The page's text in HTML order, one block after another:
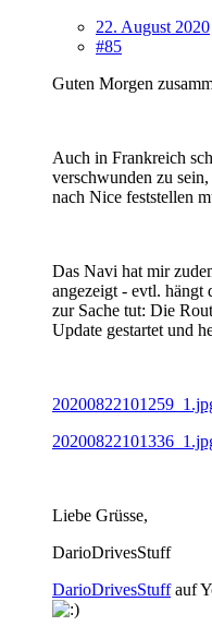
22. August 2020
#85
Guten Morgen
Auch in Frankreich
verschwunden zu
nach Nice feststellen
Das Navi hat mir
angezeigt - evtl. hängt
zur Sache tut: Die
Update gestartet und
Liebe Grüsse,
DarioDrivesStuff
DarioDrivesStuffauf